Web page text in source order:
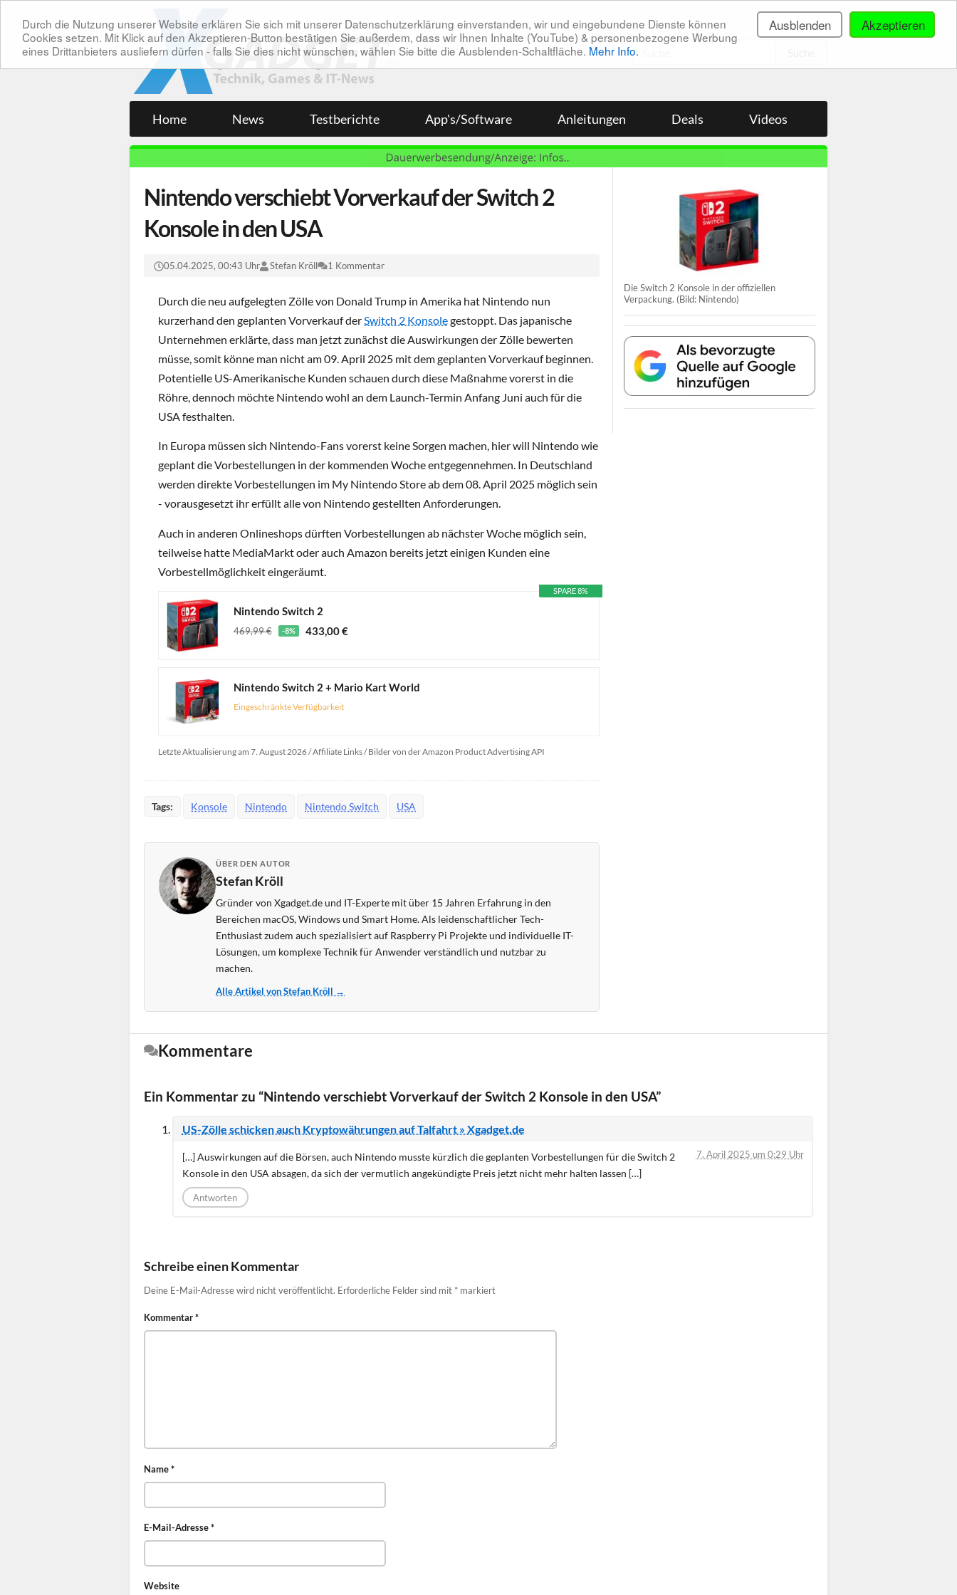
Akzeptieren
Ausblenden
Durch die Nutzung unserer Website erklären Sie sich mit unserer Datenschutzerklärung einverstanden, wir und eingebundene Dienste können
Cookies setzen. Mit Klick auf den Akzeptieren-Button bestätigen Sie außerdem, dass wir Ihnen Inhalte (YouTube) & personenbezogene Werbung
eines Drittanbieters ausliefern dürfen - falls Sie dies nicht wünschen, wählen Sie bitte die Ausblenden-Schaltfläche. Mehr Info.
Home News Testberichte App's/Software Anleitungen Deals Videos
Nintendo verschiebt Vorverkauf der Switch 2
Konsole in den USA
05.04.2025, 00:43 Uhr Stefan Kröll 1 Kommentar
Durch die neu aufgelegten Zölle von Donald Trump in Amerika hat Nintendo nun
kurzerhand den geplanten Vorverkauf derSwitch 2 Konsolegestoppt. Das japanische
Unternehmen erklärte, dass man jetzt zunächst die Auswirkungen der Zölle bewerten
müsse, somit könne man nicht am 09. April 2025 mit dem geplanten Vorverkauf beginnen.
Potentielle US-Amerikanische Kunden schauen durch diese Maßnahme vorerst in die
Röhre, dennoch möchte Nintendo wohl an dem Launch-Termin Anfang Juni auch für die
USA festhalten.
In Europa müssen sich Nintendo-Fans vorerst keine Sorgen machen, hier will Nintendo wie
geplant die Vorbestellungen in der kommenden Woche entgegennehmen. In Deutschland
werden direkte Vorbestellungen im My Nintendo Store ab dem 08. April 2025 möglich sein
- vorausgesetzt ihr erfüllt alle von Nintendo gestellten Anforderungen.
Auch in anderen Onlineshops dürften Vorbestellungen ab nächster Woche möglich sein,
teilweise hatte MediaMarkt oder auch Amazon bereits jetzt einigen Kunden eine
Vorbestellmöglichkeit eingeräumt.
SPARE 8%
Nintendo Switch 2
469,99 € -8% 433,00 €
Nintendo Switch 2 + Mario Kart World
Eingeschränkte Verfügbarkeit
Letzte Aktualisierung am 7. August 2026 / Affiliate Links / Bilder von der Amazon Product Advertising API
Tags: Konsole Nintendo Nintendo Switch USA
ÜBER DEN AUTOR
Stefan Kröll
Gründer von Xgadget.de und IT-Experte mit über 15 Jahren Erfahrung in den
Bereichen macOS, Windows und Smart Home. Als leidenschaftlicher Tech-
Enthusiast zudem auch spezialisiert auf Raspberry Pi Projekte und individuelle IT-
Lösungen, um komplexe Technik für Anwender verständlich und nutzbar zu
machen.
Alle Artikel von Stefan Kröll →
Die Switch 2 Konsole in der offiziellen
Verpackung. (Bild: Nintendo)
Kommentare
Ein Kommentar zu “Nintendo verschiebt Vorverkauf der Switch 2 Konsole in den USA”
US-Zölle schicken auch Kryptowährungen auf Talfahrt » Xgadget.de
7. April 2025 um 0:29 Uhr
[…] Auswirkungen auf die Börsen, auch Nintendo musste kürzlich die geplanten Vorbestellungen für die Switch 2
Konsole in den USA absagen, da sich der vermutlich angekündigte Preis jetzt nicht mehr halten lassen […]
Antworten
Schreibe einen Kommentar
Deine E-Mail-Adresse wird nicht veröffentlicht. Erforderliche Felder sind mit * markiert
Kommentar*
Name*
E-Mail-Adresse*
Website